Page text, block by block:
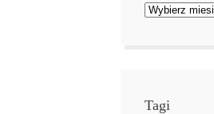
Archiwa
Tagi